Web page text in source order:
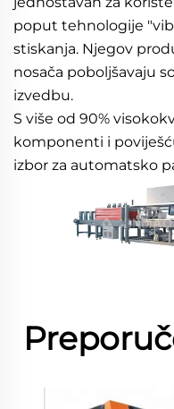
poput tehnologije
stiskanja. Njegov
nosača poboljšavaju
izvedbu.
S više od 90%
komponenti i
izbor za automatsko